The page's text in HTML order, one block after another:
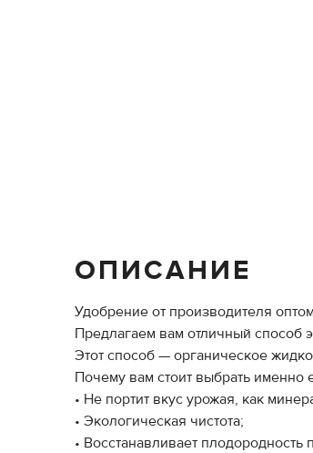
ОПИСАНИЕ
Удобрение от производителя
Предлагаем вам отличный способ
Этот способ — органическое
Почему вам стоит выбрать именно
• Не портит вкус урожая, как
• Экологическая чистота;
• Восстанавливает